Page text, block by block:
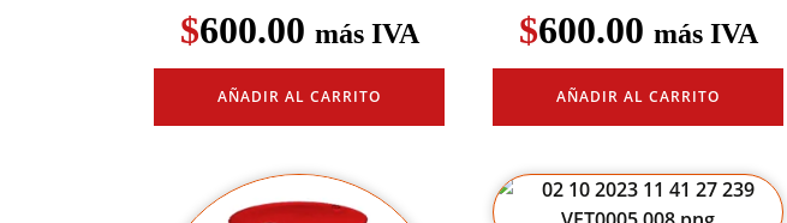
$600.00 más IVA
AÑADIR AL CARRITO
$600.00 más IVA
AÑADIR AL CARRITO